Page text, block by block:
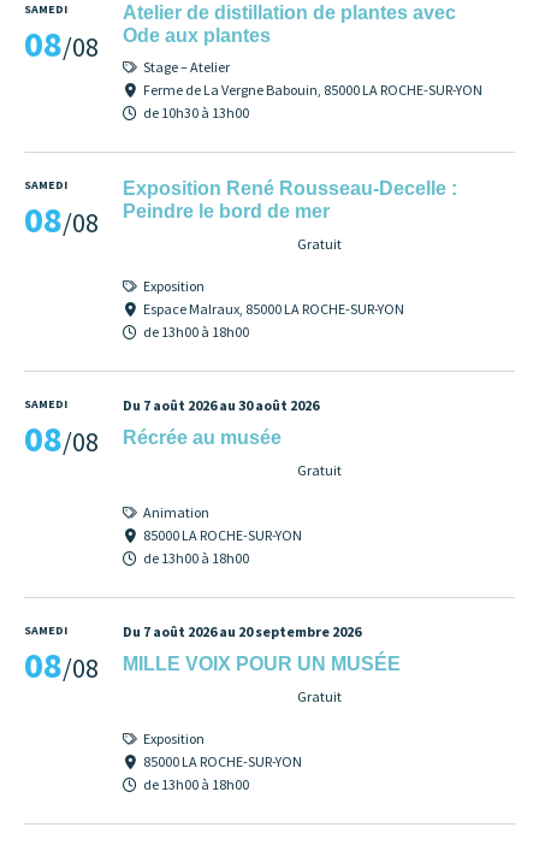
SAMEDI
08/08
Atelier de distillation de plantes avec
Ode aux plantes
Stage – Atelier
Ferme de La Vergne Babouin, 85000 LA ROCHE-SUR-YON
de 10h30 à 13h00
SAMEDI
08/08
Exposition René Rousseau-Decelle :
Peindre le bord de mer
Gratuit
Exposition
Espace Malraux, 85000 LA ROCHE-SUR-YON
de 13h00 à 18h00
SAMEDI
08/08
Du 7 août 2026 au 30 août 2026
Récrée au musée
Gratuit
Animation
85000 LA ROCHE-SUR-YON
de 13h00 à 18h00
SAMEDI
08/08
Du 7 août 2026 au 20 septembre 2026
MILLE VOIX POUR UN MUSÉE
Gratuit
Exposition
85000 LA ROCHE-SUR-YON
de 13h00 à 18h00